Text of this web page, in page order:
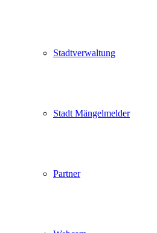
Stadtverwaltung
Stadt Mängelmelder
Partner